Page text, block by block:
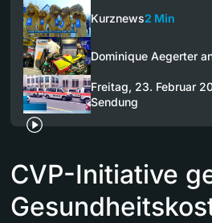
Kurznews2 Min
Dominique Aegerter
Freitag, 23. Februar
Sendung
CVP-Initiative